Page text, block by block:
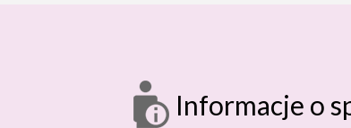
Informacje o